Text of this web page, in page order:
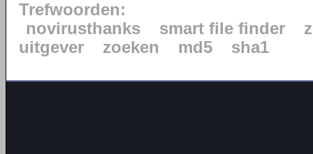
Trefwoorden:
novirusthanks
smart file finder
uitgever
zoeken md5 sha1